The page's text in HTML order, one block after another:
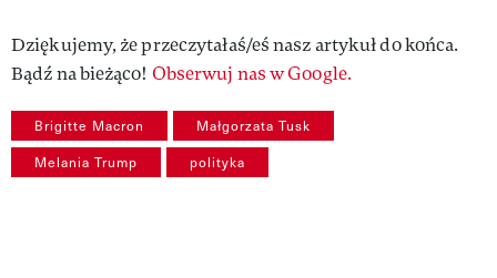
Dziękujemy, że przeczytałaś/eś nasz artykuł do końca.
Bądź na bieżąco! Obserwuj nas w Google.
Brigitte Macron Małgorzata Tusk
Melania Trump polityka